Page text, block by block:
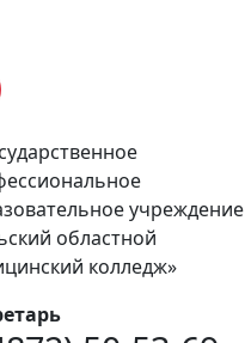
учреждение
областной
колледж»